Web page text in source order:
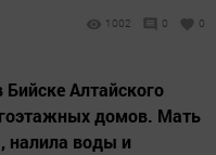
1002 0 0
Алтайского
домов. Мать
налила воды и